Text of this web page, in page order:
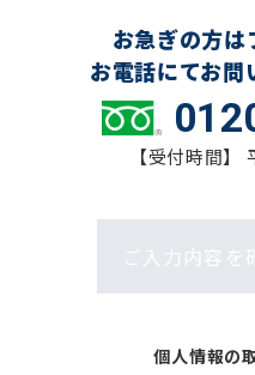
お急ぎの方は
お電話にてお問
【受付時間】
ご入力内容を
個人情報の